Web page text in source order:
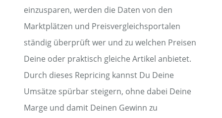
einzusparen, werden die Daten von den
Marktplätzen und Preisvergleichsportalen
ständig überprüft wer und zu welchen Preisen
Deine oder praktisch gleiche Artikel anbietet.
Durch dieses Repricing kannst Du Deine
Umsätze spürbar steigern, ohne dabei Deine
Marge und damit Deinen Gewinn zu